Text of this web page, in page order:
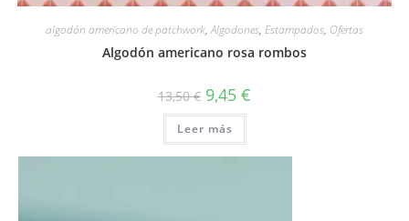
algodón americano de patchwork,Algodones, Estampados, Ofertas
Algodón americano rosa rombos
13,50€ El
precio
original
era:
13,50 €.
9,45 €
Leer más